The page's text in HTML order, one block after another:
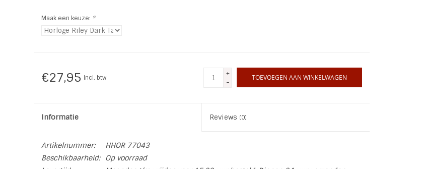
Maak een keuze: *
€27,95 Incl. btw
+
-
TOEVOEGEN AAN WINKELWAGEN
Informatie Reviews (0)
Artikelnummer:
HHOR 77043
Beschikbaarheid:
Op voorraad